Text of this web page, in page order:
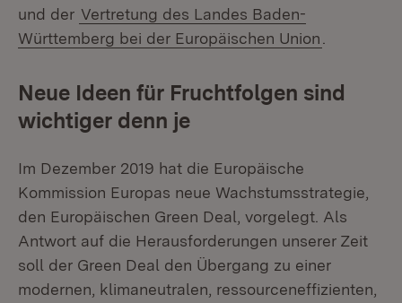
und der Vertretung des Landes Baden-
Württemberg bei der Europäischen Union
Neue Ideen für Fruchtfolgen sind
wichtiger denn je
Im Dezember 2019 hat die Europäische
Kommission Europas neue Wachstumsstrategie,
den Europäischen Green Deal, vorgelegt. Als
Antwort auf die Herausforderungen unserer Zeit
soll der Green Deal den Übergang zu einer
modernen, klimaneutralen, ressourceneffizienten,